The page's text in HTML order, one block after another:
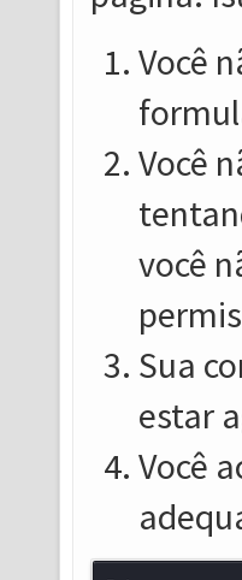
Você
Você
você
Sua
estar
Você